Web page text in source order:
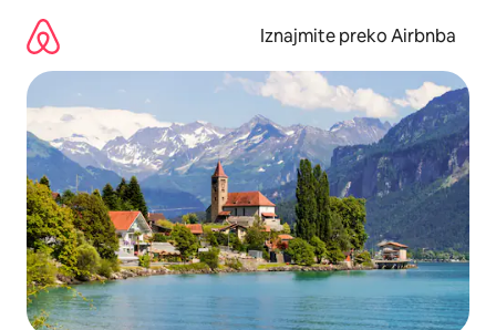
sadržaj
Iznajmite preko Airbnba